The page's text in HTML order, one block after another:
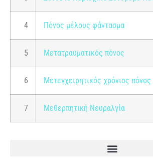
4 Πόνος μέλους φάντασμα
5 Μετατραυματικός πόνος
6 Μετεγχειρητικός χρόνιος πόνος
7 Μεθερπητική Νευραλγία